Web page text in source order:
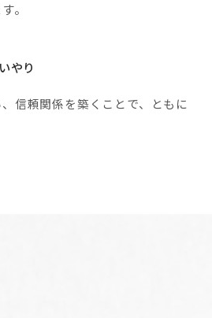
。
やり
信頼関係を築くことで、ともに